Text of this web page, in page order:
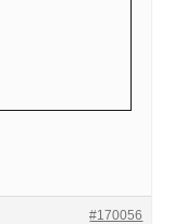
#170056